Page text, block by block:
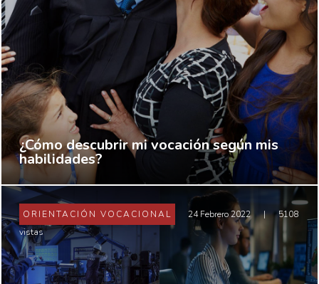
¿Cómo descubrir mi vocación según mis
habilidades?
ORIENTACIÓN VOCACIONAL 24 Febrero 2022 |
5108
vistas